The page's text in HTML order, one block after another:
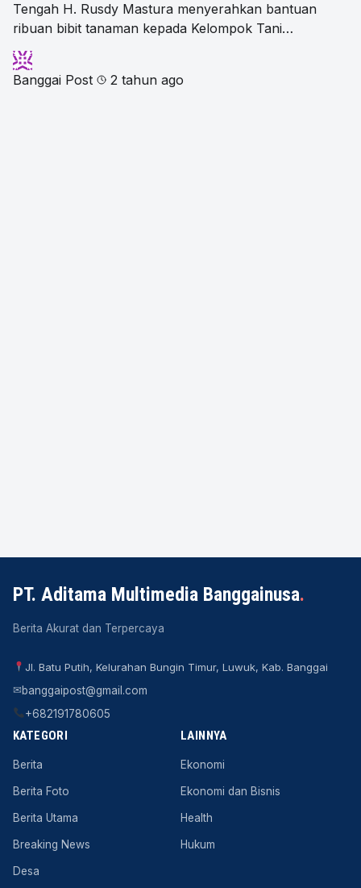
Tengah H. Rusdy Mastura menyerahkan bantuan
ribuan bibit tanaman kepada Kelompok Tani…
Banggai Post 2 tahun ago
PT. Aditama Multimedia Banggainusa.
Berita Akurat dan Terpercaya
Jl. Batu Putih, Kelurahan Bungin Timur, Luwuk, Kab. Banggai
✉banggaipost@gmail.com
+682191780605
KATEGORI
Berita
Berita Foto
Berita Utama
Breaking News
Desa
LAINNYA
Ekonomi
Ekonomi dan Bisnis
Health
Hukum